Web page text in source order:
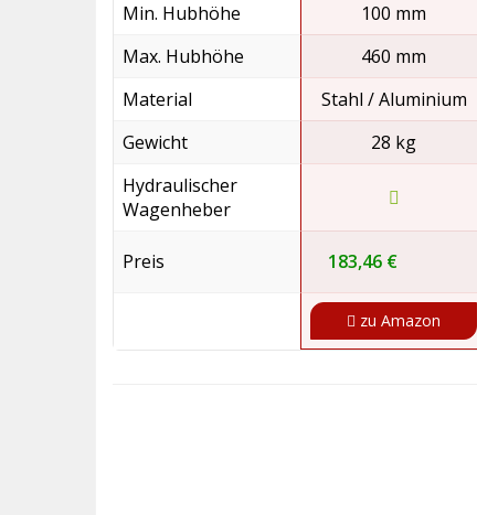
Min. Hubhöhe
100 mm
Max. Hubhöhe
460 mm
Material
Stahl / Aluminium
Gewicht
28 kg
Hydraulischer
Wagenheber
Preis 183,46 €
zu Amazon